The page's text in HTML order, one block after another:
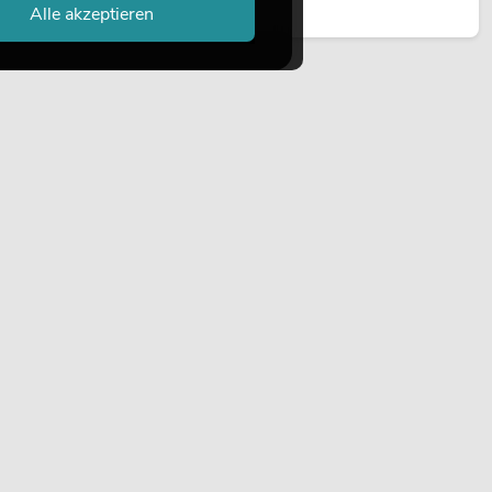
Jetzt lesen
Alle akzeptieren